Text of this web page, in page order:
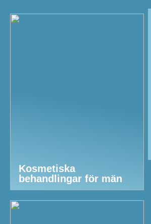
Kosmetiska
behandlingar för män